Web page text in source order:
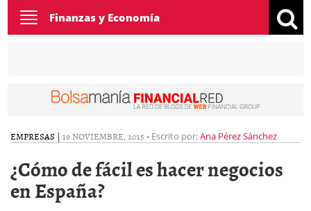
Toggle
navigation
Finanzas y Economía
EMPRESAS | 19 NOVIEMBRE, 2015 - Escrito por:Ana Pérez Sánchez
¿Cómo de fácil es hacer negocios
en España?